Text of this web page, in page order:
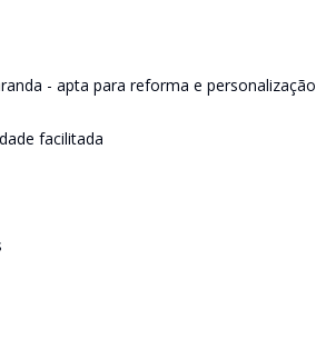
- apta para reforma e personalização
facilitada